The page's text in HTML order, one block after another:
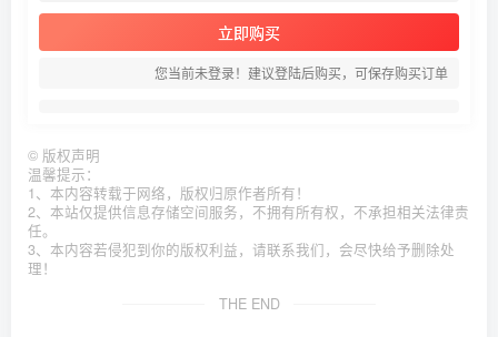
立即购买
您当前未登录！建议登陆后购买，可保存购买订单
© 版权声明
温馨提示：
1、本内容转载于网络，版权归原作者所有！
2、本站仅提供信息存储空间服务，不拥有所有权，不承担相关法律责
任。
3、本内容若侵犯到你的版权利益，请联系我们，会尽快给予删除处
理！
THE END